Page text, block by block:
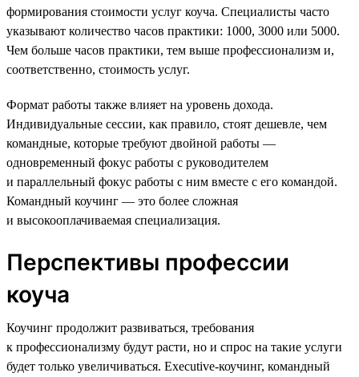
формирования стоимости услуг коуча. Специалисты часто
указывают количество часов практики: 1000, 3000 или 5000.
Чем больше часов практики, тем выше профессионализм и,
соответственно, стоимость услуг.
Формат работы также влияет на уровень дохода.
Индивидуальные сессии, как правило, стоят дешевле, чем
командные, которые требуют двойной работы —
одновременный фокус работы с руководителем
и параллельный фокус работы с ним вместе с его командой.
Командный коучинг — это более сложная
и высокооплачиваемая специализация.
Перспективы профессии
коуча
Коучинг продолжит развиваться, требования
к профессионализму будут расти, но и спрос на такие услуги
будет только увеличиваться. Executive-коучинг, командный